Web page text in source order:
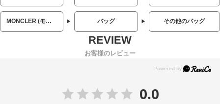
MONCLER (モンクレール) バッグ その他のバッグ
お客様のレビュー
0.0